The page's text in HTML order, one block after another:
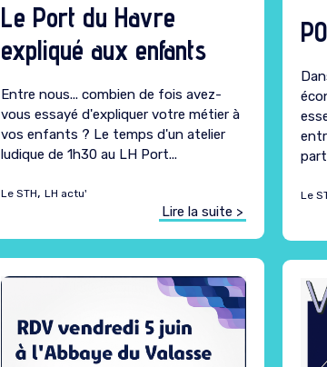
Le Port du Havre
expliqué aux enfants
Entre nous... combien de fois avez-
vous essayé d'expliquer votre métier à
vos enfants ? Le temps d'un atelier
ludique de 1h30 au LH Port...
Le STH, LH actu'
Lire la suite >
Le